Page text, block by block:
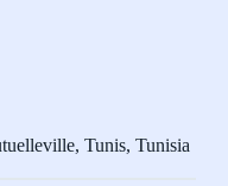
Tunis, Tunisia